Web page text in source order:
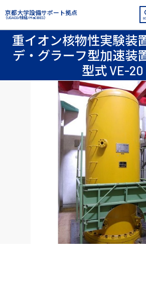
京都大学設備サポート拠点
（USACO/桂結/MaCBES）
重イオン核物性実験装
デ・グラーフ型加速装
型式 VE-20